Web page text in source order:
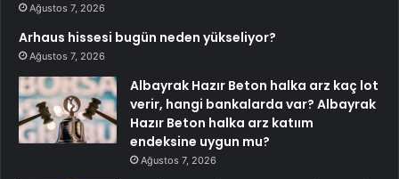
Ağustos 7, 2026
Arhaus hissesi bugün neden yükseliyor?
Ağustos 7, 2026
Albayrak Hazır Beton halka arz kaç lot
verir, hangi bankalarda var? Albayrak
Hazır Beton halka arz katıım
endeksine uygun mu?
Ağustos 7, 2026